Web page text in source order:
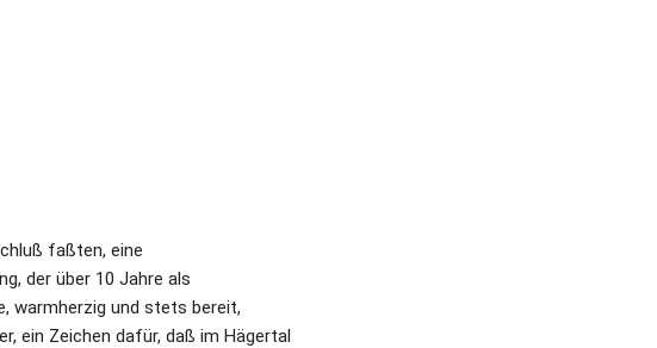
faßten, eine
der über 10 Jahre als
warmherzig und stets bereit,
ein Zeichen dafür, daß im Hägertal